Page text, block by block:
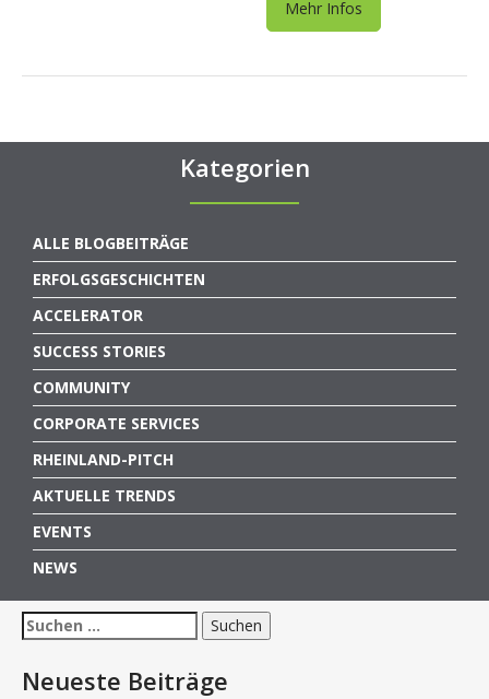
Mehr Infos
Kategorien
ALLE BLOGBEITRÄGE
ERFOLGSGESCHICHTEN
ACCELERATOR
SUCCESS STORIES
COMMUNITY
CORPORATE SERVICES
RHEINLAND-PITCH
AKTUELLE TRENDS
EVENTS
NEWS
Suchen
nach:
Neueste Beiträge